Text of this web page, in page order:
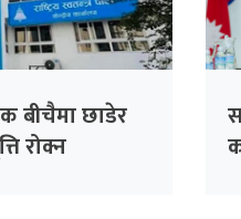
बीचैमा छाडेर
रोक्न